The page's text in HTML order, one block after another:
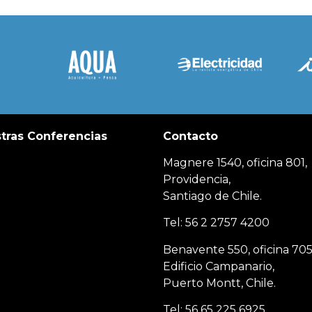
Conferencias Contacto
Magnere 1540, oficina 801,
Providencia,
Santiago de Chile.
Tel: 56 2 2757 4200
Benavente 550, oficina
Edificio Campanario,
Puerto Montt, Chile.